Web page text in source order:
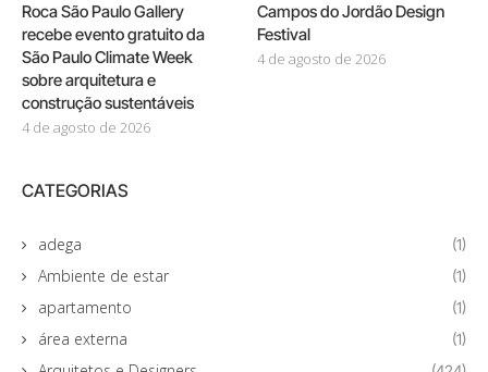
Roca São Paulo Gallery
recebe evento gratuito da
São Paulo Climate Week
sobre arquitetura e
construção sustentáveis
4 de agosto de 2026
Campos do Jordão Design
Festival
4 de agosto de 2026
CATEGORIAS
adega (1)
Ambiente de estar (1)
apartamento (1)
área externa (1)